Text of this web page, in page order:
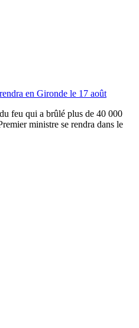
en Gironde le 17 août
feu qui a brûlé plus de 40 000
ministre se rendra dans le